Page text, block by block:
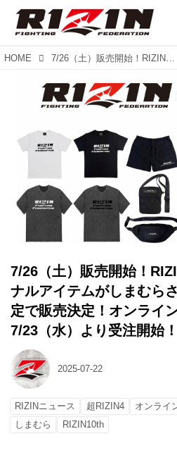
HOME 7/26（土）販売開始！RIZIN×しまむらオリジナルアイテムがしまむらさいたま新都心店限定で販売決定！オンラインストアでも7/23（水）より受注開始！
7/26（土）販売開始！
ナルアイテムがしまむら
定で販売決定！オンライ
7/23（水）より受注開始！
2025-07-22
RIZINニュース 超RIZIN4 オンライ
しまむら
RIZIN10th